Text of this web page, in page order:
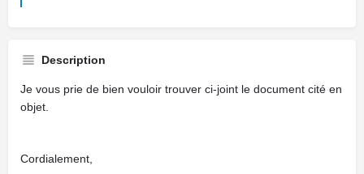
Description
Je vous prie de bien vouloir trouver ci-joint le document cité en
objet.
Cordialement,